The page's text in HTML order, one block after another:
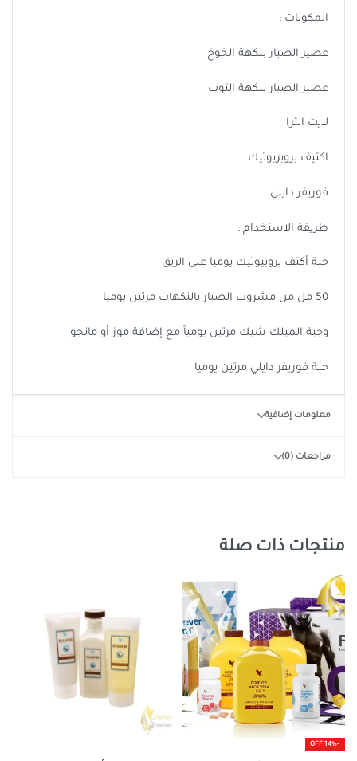
المكونات :
عصير الصبار بنكهة الخوخ
عصير الصبار بنكهة التوت
لايت الترا
اكتيف بروبريوتيك
فوريفر دايلي
طريقة الاستخدام :
حبة أكتف بروبيوتيك يوميا على الريق
50 مل من مشروب الصبار بالنكهات مرتين يوميا
وجبة الميلك شيك مرتين يومياً مع إضافة موز أو مانجو
حبة فوريفر دايلي مرتين يوميا
معلومات إضافية
مراجعات (0)
منتجات ذات صلة
-14% OFF